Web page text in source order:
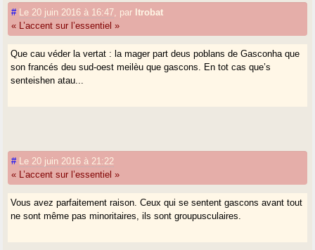
# Le 20 juin 2016 à 16:47 par ltrobat
« L’accent sur l’essentiel »
Que cau véder la vertat : la mager part deus poblans de Gasconha que
son francés deu sud-oest meilèu que gascons. En tot cas que’s
senteishen atau...
#
Le 20 juin 2016 à 21:22
« L’accent sur l’essentiel »
Vous avez parfaitement raison. Ceux qui se sentent gascons avant tout
ne sont même pas minoritaires, ils sont groupusculaires.